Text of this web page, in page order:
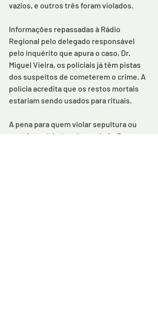
vazios, e outros três foram violados.
Informações repassadas à Rádio
Regional pelo delegado responsável
pelo inquérito que apura o caso, Dr.
Miguel Vieira, os policiais já têm pistas
dos suspeitos de cometerem o crime. A
polícia acredita que os restos mortais
estariam sendo usados para rituais.
A pena para quem violar sepultura ou
urna funerária é reclusão de 1 a 3 anos, e